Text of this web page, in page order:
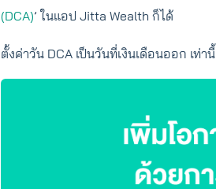
(DCA)’ ในแอป Jitta Wealth ก็ได้
ตั้งค่าวัน DCA เป็นวันที่เงินเดือนออก เท่